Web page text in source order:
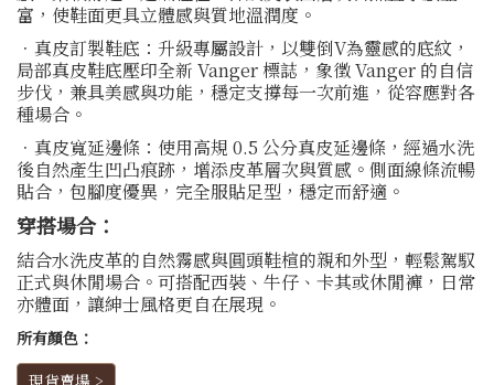
富，使鞋面更具立體感與質地溫潤度。
．真皮訂製鞋底：升級專屬設計，以雙倒V為靈感的底紋，
局部真皮鞋底壓印全新 Vanger 標誌，象徵 Vanger 的自信
步伐，兼具美感與功能，穩定支撐每一次前進，從容應對各
種場合。
．真皮寬延邊條：使用高規 0.5 公分真皮延邊條，經過水洗
後自然產生凹凸痕跡，增添皮革層次與質感。側面線條流暢
貼合，包腳度優異，完全服貼足型，穩定而舒適。
穿搭場合：
結合水洗皮革的自然霧感與圓頭鞋楦的親和外型，輕鬆駕馭
正式與休閒場合。可搭配西裝、牛仔、卡其或休閒褲，日常
亦體面，讓紳士風格更自在展現。
所有顏色：
現貨賣場 >